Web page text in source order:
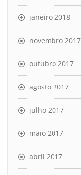
janeiro 2018
novembro 2017
outubro 2017
agosto 2017
julho 2017
maio 2017
abril 2017